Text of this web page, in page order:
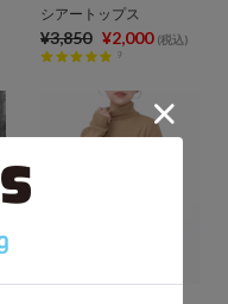
シアートップス
¥3,850 ¥2,000 (税込)
9